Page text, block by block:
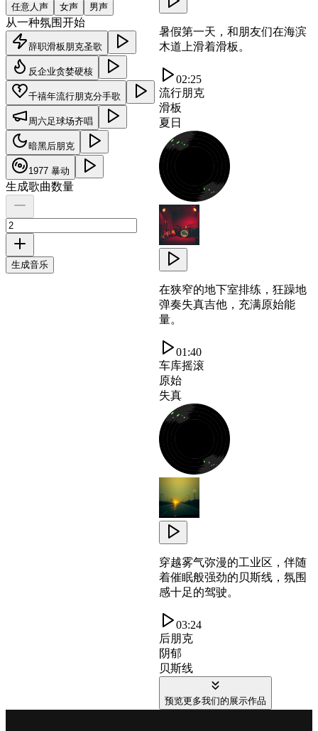
任意人声 女声 男声
从一种氛围开始
辞职滑板朋克圣歌
反企业贪婪硬核
千禧年流行朋克分手歌
周六足球场齐唱
暗黑后朋克
1977 暴动
生成歌曲数量
生成音乐
暑假第一天，和朋友们在海滨
木道上滑着滑板。
02:25
流行朋克
滑板
夏日
在狭窄的地下室排练，狂躁地
弹奏失真吉他，充满原始能
量。
01:40
车库摇滚
原始
失真
穿越雾气弥漫的工业区，伴随
着催眠般强劲的贝斯线，氛围
感十足的驾驶。
03:24
后朋克
阴郁
贝斯线
预览更多我们的展示作品